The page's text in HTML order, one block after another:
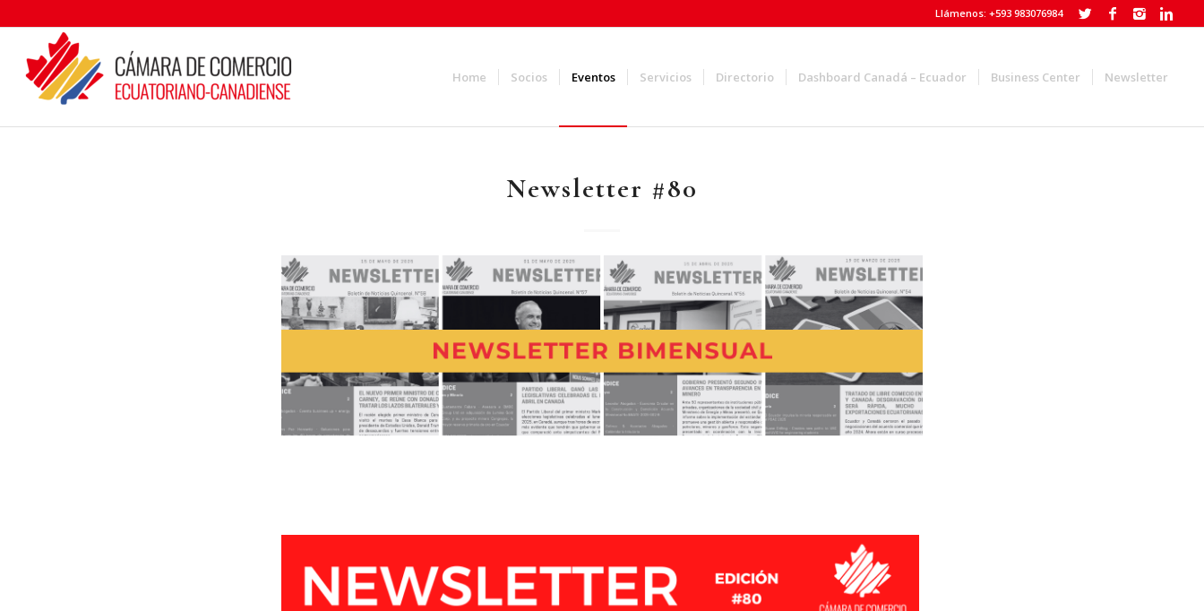
Llámenos: +593 983076984
Home Socios Eventos Servicios Directorio Dashboard Canadá – Ecuador Business Center Newsletter
Newsletter #80